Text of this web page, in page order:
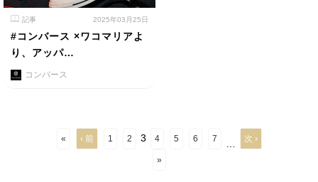
記事 2025年03月25日
#コンバース ×ワコマリアよ
り、アッパ…
コンバース
« ‹ 前 1 2 3 4 5 6 7 次 ›
»